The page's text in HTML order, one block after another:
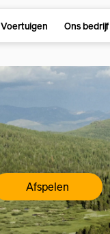
Voertuigen Ons bedrijf
Afspelen